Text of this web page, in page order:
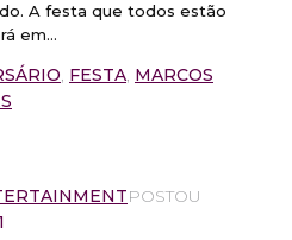
A festa que todos estão
em...
, FESTA, MARCOS
POSTOU